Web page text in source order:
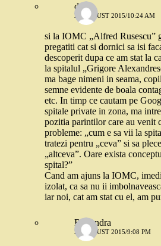
diana
27 AUGUST 2015/10:24 AM
si la IOMC „Alfred Rusescu”
pregatiti cat si dornici sa isi
descoperit dupa ce am stat la
la spitalul „Grigore
ma bage nimeni in seama,
semne evidente de boala
etc. In timp ce cautam pe
spitale private in zona, ma
pozitia parintilor care au venit
probleme: „cum e sa vii la
tratezi pentru „ceva” si sa
„altceva”. Oare exista
spital?”
Cand am ajuns la IOMC,
izolat, ca sa nu ii
iar noi, cat am stat cu el, am
Ruxandra
27 AUGUST 2015/9:08 PM